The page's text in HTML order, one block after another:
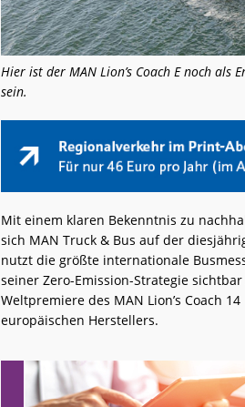
Hier ist der MAN Lion’s Coach E noch
sein.
Mit einem klaren Bekenntnis zu
sich MAN Truck & Bus auf der
nutzt die größte internationale
seiner Zero-Emission-Strategie
Weltpremiere des MAN Lion’s Coach
europäischen Herstellers.